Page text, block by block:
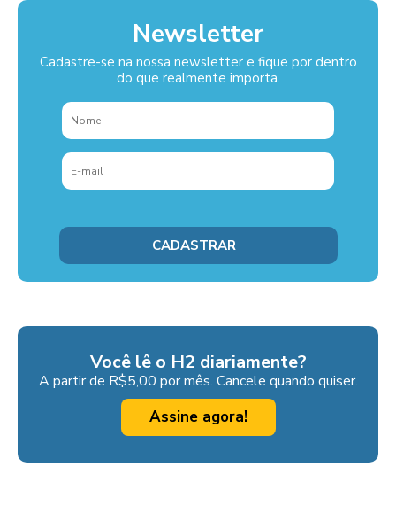
Newsletter
Cadastre-se na nossa newsletter e fique por dentro
do que realmente importa.
Você lê o H2 diariamente?
A partir de R$5,00 por mês. Cancele quando quiser.
Assine agora!